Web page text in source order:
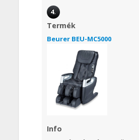
4.
Termék
Beurer BEU-MC5000
Info